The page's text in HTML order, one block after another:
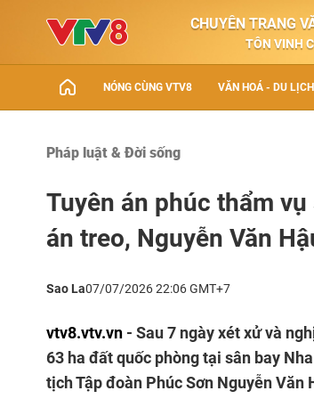
CHUYÊN TRANG
TÔN VINH
NÓNG CÙNG VTV8 VĂN HOÁ - DU LỊCH
Pháp luật & Đời sống
Tuyên án phúc thẩm
án treo, Nguyễn Văn
Sao La07/07/2026 22:06 GMT+7
vtv8.vtv.vn - Sau 7 ngày xét xử và
63 ha đất quốc phòng tại sân bay
tịch Tập đoàn Phúc Sơn Nguyễn